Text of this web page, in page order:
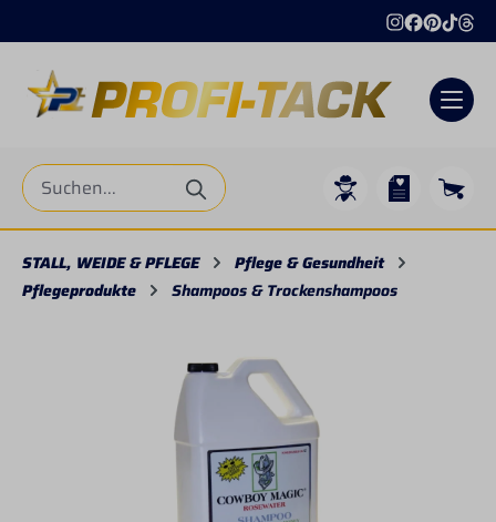
STALL, WEIDE & PFLEGE
Pflege & Gesundheit
Pflegeprodukte
Shampoos & Trockenshampoos